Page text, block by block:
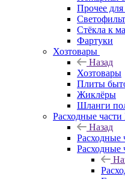
Прочее
Стёкла к
Фартуки
Хозтовары
Назад
Хозтовары
Плиты
Жиклёры
Шланги
Расходные
Назад
Расходные
Расходные